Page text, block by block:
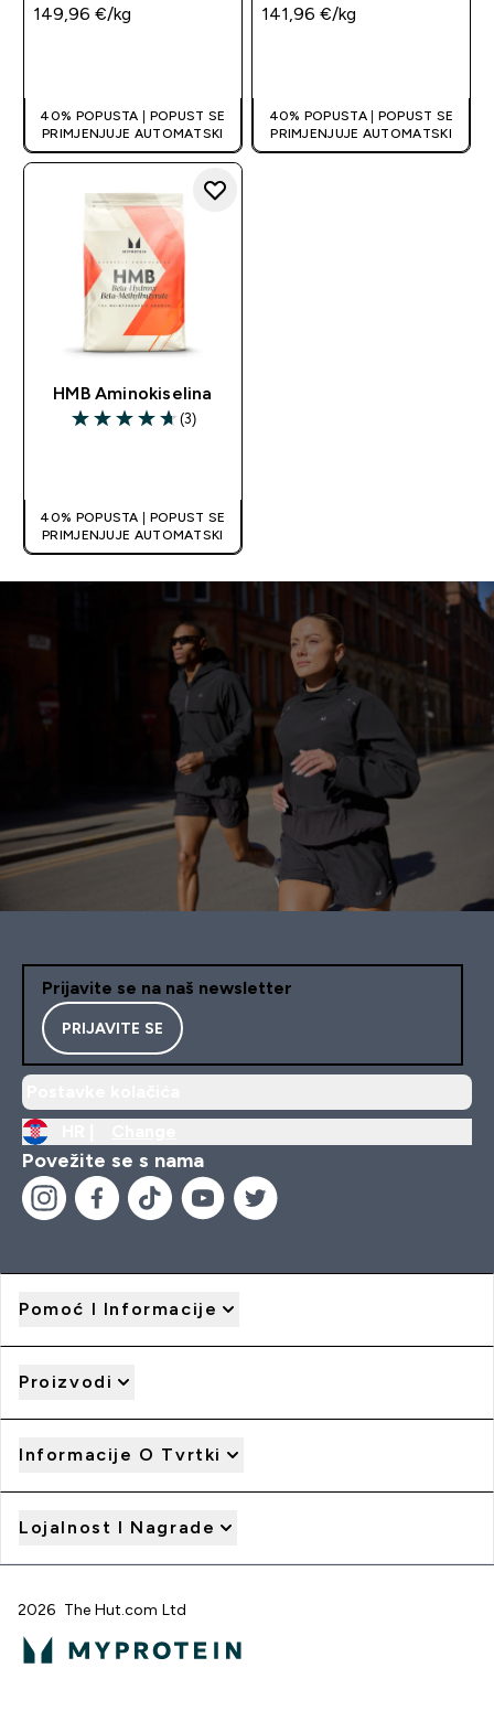
149,96 €‎/kg
40% POPUSTA | POPUST SE
PRIMJENJUJE AUTOMATSKI
141,96 €‎/kg
40% POPUSTA | POPUST SE
PRIMJENJUJE AUTOMATSKI
HMB Aminokiselina
4.67 out of 5 stars
(3)
40% POPUSTA | POPUST SE
PRIMJENJUJE AUTOMATSKI
Prijavite se na naš newsletter
PRIJAVITE SE
Povežite se s nama
Pomoć I Informacije
Proizvodi
Informacije O Tvrtki
Lojalnost I Nagrade
2026 The Hut.com Ltd